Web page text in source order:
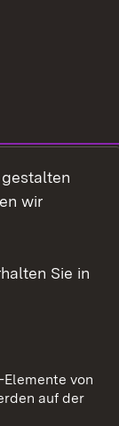
wir
Sie in
von
auf der